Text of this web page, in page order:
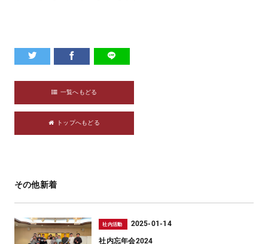
一覧へもどる
トップへもどる
その他新着
社内活動 2025-01-14
社内忘年会2024